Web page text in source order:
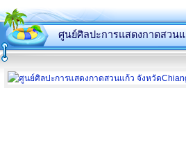
ศูนย์ศิลปะการแสดงกาดสวน